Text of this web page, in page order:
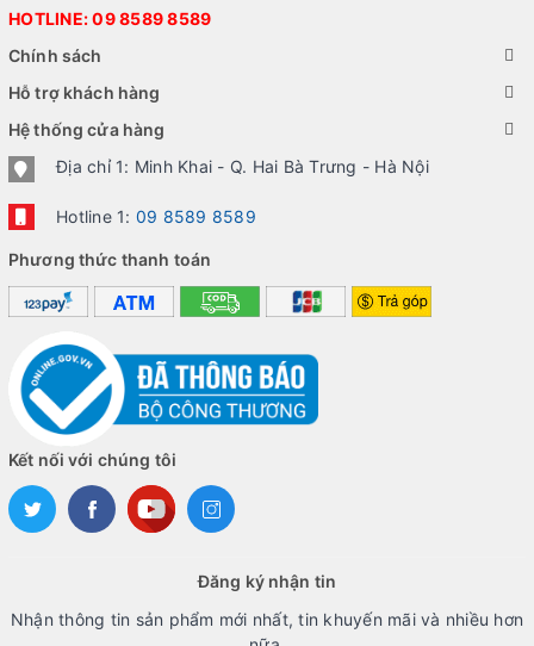
HOTLINE:09 8589 8589
Chính sách
Hỗ trợ khách hàng
Hệ thống cửa hàng
Địa chỉ 1: Minh Khai - Q. Hai Bà Trưng - Hà Nội
Hotline 1: 09 8589 8589
Phương thức thanh toán
Kết nối với chúng tôi
Đăng ký nhận tin
Nhận thông tin sản phẩm mới nhất, tin khuyến mãi và nhiều hơn